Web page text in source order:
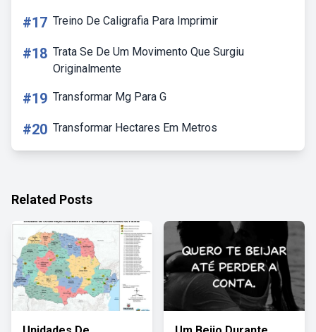
#17 Treino De Caligrafia Para Imprimir
#18 Trata Se De Um Movimento Que Surgiu
Originalmente
#19 Transformar Mg Para G
#20 Transformar Hectares Em Metros
Related Posts